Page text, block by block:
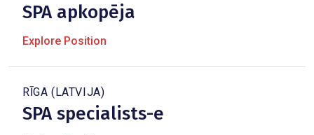
SPA apkopēja
Explore Position
RĪGA (LATVIJA)
SPA specialists-e